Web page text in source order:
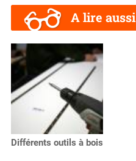
A lire aussi
Différents outils à bois